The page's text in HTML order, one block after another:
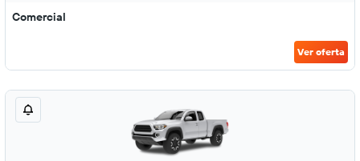
Comercial
Ver oferta